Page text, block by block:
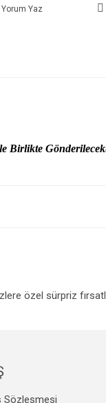
Yorum Yaz
Birlikte
özel sürpriz
Sözleşmesi